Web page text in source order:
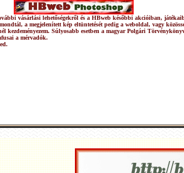
vásárlási lehetőségekről és a HBweb későbbi akcióiban,
a megjelenített kép eltüntetését pedig a weboldal, vagy
kezdeményezem. Súlyosabb esetben a magyar Polgári
a mérvadók.